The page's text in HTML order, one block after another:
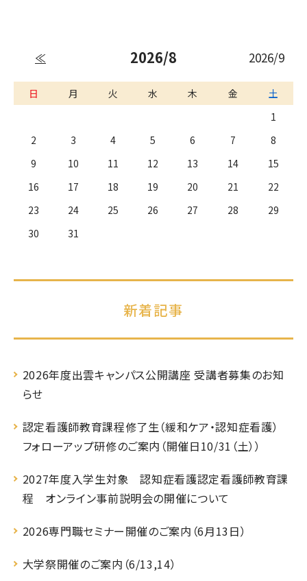
≪ 2026/8 2026/9
日 月 火 水 木 金
土
1
2
3 4 5 6 7
8
9
10 11 12 13 14
15
16
17 18 19 20 21
22
23
24 25 26 27 28
29
30
31
新着記事
2026年度出雲キャンパス公開講座 受講者募集のお知
らせ
認定看護師教育課程修了生（緩和ケア・認知症看護）
フォローアップ研修のご案内（開催日10/31（土））
2027年度入学生対象 認知症看護認定看護師教育課
程 オンライン事前説明会の開催について
2026専門職セミナー開催のご案内（6月13日）
大学祭開催のご案内（6/13,14）